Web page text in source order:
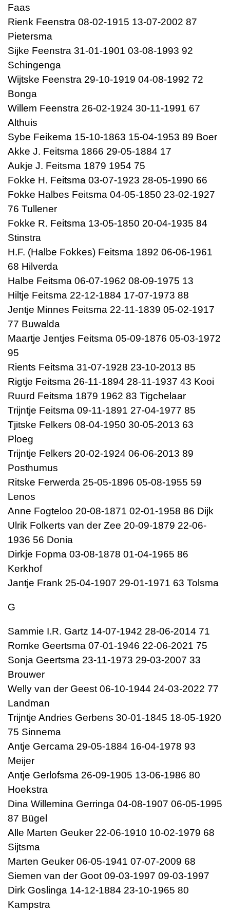
Faas
Rienk Feenstra 08-02-1915 13-07-2002 87
Pietersma
Sijke Feenstra 31-01-1901 03-08-1993 92
Schingenga
Wijtske Feenstra 29-10-1919 04-08-1992 72
Bonga
Willem Feenstra 26-02-1924 30-11-1991 67
Althuis
Sybe Feikema 15-10-1863 15-04-1953 89 Boer
Akke J. Feitsma 1866 29-05-1884 17
Aukje J. Feitsma 1879 1954 75
Fokke H. Feitsma 03-07-1923 28-05-1990 66
Fokke Halbes Feitsma 04-05-1850 23-02-1927
76 Tullener
Fokke R. Feitsma 13-05-1850 20-04-1935 84
Stinstra
H.F. (Halbe Fokkes) Feitsma 1892 06-06-1961
68 Hilverda
Halbe Feitsma 06-07-1962 08-09-1975 13
Hiltje Feitsma 22-12-1884 17-07-1973 88
Jentje Minnes Feitsma 22-11-1839 05-02-1917
77 Buwalda
Maartje Jentjes Feitsma 05-09-1876 05-03-1972
95
Rients Feitsma 31-07-1928 23-10-2013 85
Rigtje Feitsma 26-11-1894 28-11-1937 43 Kooi
Ruurd Feitsma 1879 1962 83 Tigchelaar
Trijntje Feitsma 09-11-1891 27-04-1977 85
Tjitske Felkers 08-04-1950 30-05-2013 63
Ploeg
Trijntje Felkers 20-02-1924 06-06-2013 89
Posthumus
Ritske Ferwerda 25-05-1896 05-08-1955 59
Lenos
Anne Fogteloo 20-08-1871 02-01-1958 86 Dijk
Ulrik Folkerts van der Zee 20-09-1879 22-06-
1936 56 Donia
Dirkje Fopma 03-08-1878 01-04-1965 86
Kerkhof
Jantje Frank 25-04-1907 29-01-1971 63 Tolsma
G
Sammie I.R. Gartz 14-07-1942 28-06-2014 71
Romke Geertsma 07-01-1946 22-06-2021 75
Sonja Geertsma 23-11-1973 29-03-2007 33
Brouwer
Welly van der Geest 06-10-1944 24-03-2022 77
Landman
Trijntje Andries Gerbens 30-01-1845 18-05-1920
75 Sinnema
Antje Gercama 29-05-1884 16-04-1978 93
Meijer
Antje Gerlofsma 26-09-1905 13-06-1986 80
Hoekstra
Dina Willemina Gerringa 04-08-1907 06-05-1995
87 Bügel
Alle Marten Geuker 22-06-1910 10-02-1979 68
Sijtsma
Marten Geuker 06-05-1941 07-07-2009 68
Siemen van der Goot 09-03-1997 09-03-1997
Dirk Goslinga 14-12-1884 23-10-1965 80
Kampstra